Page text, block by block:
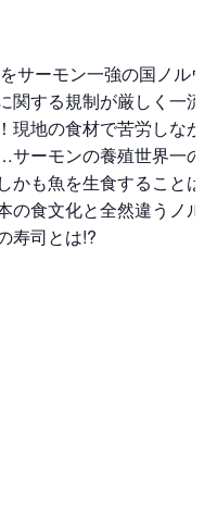
サーモン一強の国ノルウ
関する規制が厳しく一流
地の食材で苦労しなが
ーモンの養殖世界一の
も魚を生食することは
食文化と全然違うノル
寿司とは!?